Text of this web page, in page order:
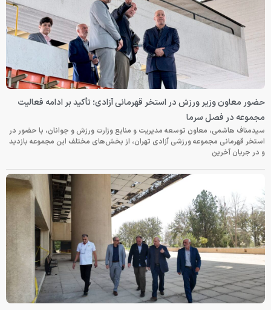
حضور معاون وزیر ورزش در استخر قهرمانی آزادی؛ تأکید بر ادامه فعالیت
مجموعه در فصل سرما
سیدمناف هاشمی، معاون توسعه مدیریت و منابع وزارت ورزش و جوانان، با حضور در
استخر قهرمانی مجموعه ورزشی آزادی تهران، از بخش‌های مختلف این مجموعه بازدید
و در جریان آخرین